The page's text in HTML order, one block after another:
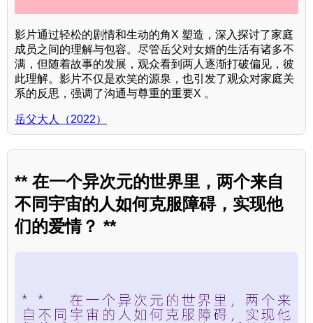
影片通过轻松的剧情和生动的角X 塑造，深入探讨了家庭
成员之间的理解与包容。尽管岳父对女婿的生活有诸多不
满，但随着故事的发展，观众看到两人逐渐打破偏见，彼
此理解。影片不仅是欢笑的源泉，也引发了观众对家庭关
系的反思，强调了沟通与尊重的重要X 。
岳父大人（2022）
** 在一个异次元的世界里，两个来自
不同宇宙的人如何克服障碍，实现他
们的爱情？ **